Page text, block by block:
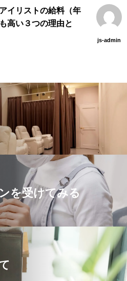
イリストの給料（年
高い３つの理由と
js-admin
を受けてみる